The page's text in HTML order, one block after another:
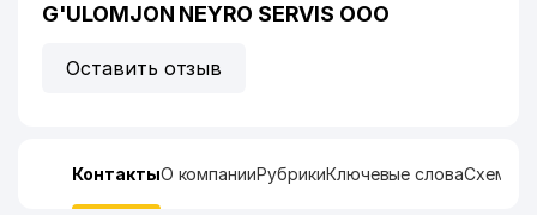
G'ULOMJON NEYRO SERVIS ООО
Оставить отзыв
КонтактыО компанииРубрикиКлючевые словаСхема